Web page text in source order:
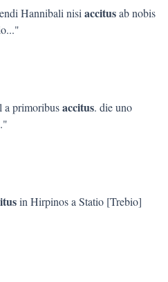
Hannibali nisi accitusab nobis
..."
a primoribusaccitus. die uno
in Hirpinos a Statio [Trebio]